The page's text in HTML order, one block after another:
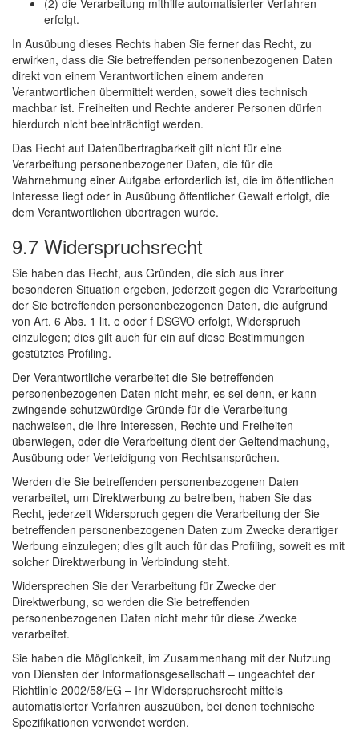
(2) die Verarbeitung mithilfe automatisierter Verfahren
erfolgt.
In Ausübung dieses Rechts haben Sie ferner das Recht, zu
erwirken, dass die Sie betreffenden personenbezogenen Daten
direkt von einem Verantwortlichen einem anderen
Verantwortlichen übermittelt werden, soweit dies technisch
machbar ist. Freiheiten und Rechte anderer Personen dürfen
hierdurch nicht beeinträchtigt werden.
Das Recht auf Datenübertragbarkeit gilt nicht für eine
Verarbeitung personenbezogener Daten, die für die
Wahrnehmung einer Aufgabe erforderlich ist, die im öffentlichen
Interesse liegt oder in Ausübung öffentlicher Gewalt erfolgt, die
dem Verantwortlichen übertragen wurde.
9.7 Widerspruchsrecht
Sie haben das Recht, aus Gründen, die sich aus ihrer
besonderen Situation ergeben, jederzeit gegen die Verarbeitung
der Sie betreffenden personenbezogenen Daten, die aufgrund
von Art. 6 Abs. 1 lit. e oder f DSGVO erfolgt, Widerspruch
einzulegen; dies gilt auch für ein auf diese Bestimmungen
gestütztes Profiling.
Der Verantwortliche verarbeitet die Sie betreffenden
personenbezogenen Daten nicht mehr, es sei denn, er kann
zwingende schutzwürdige Gründe für die Verarbeitung
nachweisen, die Ihre Interessen, Rechte und Freiheiten
überwiegen, oder die Verarbeitung dient der Geltendmachung,
Ausübung oder Verteidigung von Rechtsansprüchen.
Werden die Sie betreffenden personenbezogenen Daten
verarbeitet, um Direktwerbung zu betreiben, haben Sie das
Recht, jederzeit Widerspruch gegen die Verarbeitung der Sie
betreffenden personenbezogenen Daten zum Zwecke derartiger
Werbung einzulegen; dies gilt auch für das Profiling, soweit es mit
solcher Direktwerbung in Verbindung steht.
Widersprechen Sie der Verarbeitung für Zwecke der
Direktwerbung, so werden die Sie betreffenden
personenbezogenen Daten nicht mehr für diese Zwecke
verarbeitet.
Sie haben die Möglichkeit, im Zusammenhang mit der Nutzung
von Diensten der Informationsgesellschaft – ungeachtet der
Richtlinie 2002/58/EG – Ihr Widerspruchsrecht mittels
automatisierter Verfahren auszuüben, bei denen technische
Spezifikationen verwendet werden.